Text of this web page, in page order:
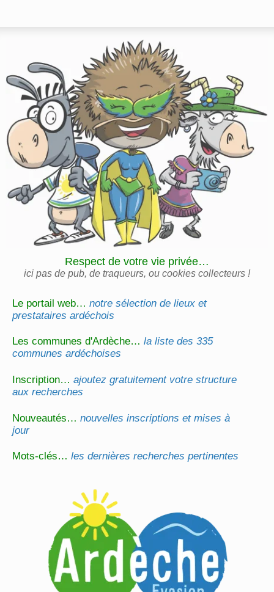
Le portail web…notre sélection de lieux et
prestataires ardéchois
Les communes d'Ardèche…la liste des 335
communes ardéchoises
Inscription…ajoutez gratuitement votre structure
aux recherches
Nouveautés…nouvelles inscriptions et mises à
jour
Mots-clés…les dernières recherches pertinentes
Respect de votre vie privée…
ici pas de pub, de traqueurs, ou cookies collecteurs !